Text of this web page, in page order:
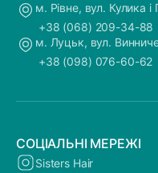
м. Рівне, вул. Кулика
+38 (068) 209-34-88
м. Луцьк, вул.
+38 (098) 076-60-62
СОЦІАЛЬНІ МЕРЕЖІ
Sisters Hair